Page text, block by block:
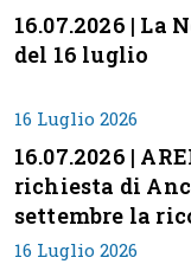
16.07.2026 | La
del 16 luglio
16 Luglio 2026
16.07.2026 |
richiesta di
settembre la
corrispettivi
16 Luglio 2026